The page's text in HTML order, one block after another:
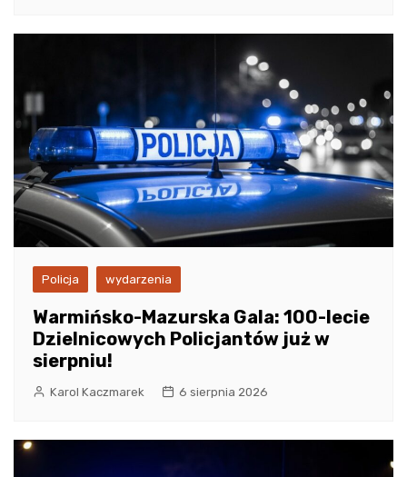
Policja wydarzenia
Warmińsko-Mazurska Gala: 100-lecie
Dzielnicowych Policjantów już w
sierpniu!
Karol Kaczmarek 6 sierpnia 2026